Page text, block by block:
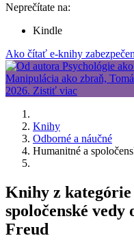
Neprečítate na:
Kindle
Ako čítať e-knihy
Knihy
Odborné a náučné
Humanitné a
Knihy z
spoločenské vedy
Freud